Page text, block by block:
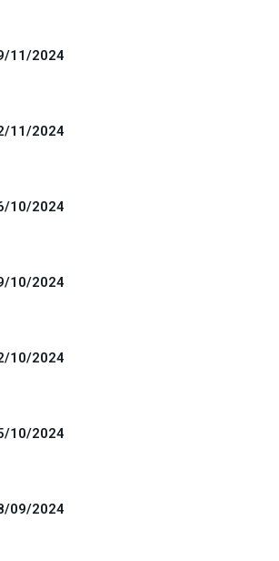
11/2024
11/2024
10/2024
10/2024
10/2024
10/2024
09/2024